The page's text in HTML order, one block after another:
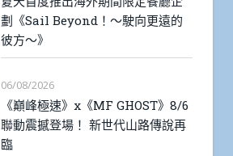
劃《Sail Beyond！～駛向更遠的
彼方～》
06/08/2026
《巔峰極速》x《MF GHOST》8/6
聯動震撼登場！ 新世代山路傳說再
臨